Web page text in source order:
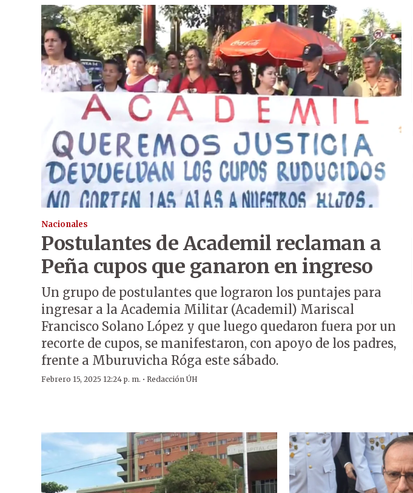
Nacionales
Postulantes de Academil reclaman a
Peña cupos que ganaron en ingreso
Un grupo de postulantes que lograron los puntajes para
ingresar a la Academia Militar (Academil) Mariscal
Francisco Solano López y que luego quedaron fuera por un
recorte de cupos, se manifestaron, con apoyo de los padres,
frente a Mburuvicha Róga este sábado.
Febrero 15, 2025 12:24 p. m. · Redacción ÚH